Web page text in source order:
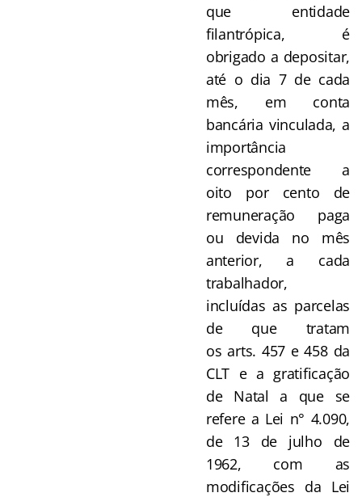
que entidade
filantrópica, é
obrigado a depositar,
até o dia 7 de cada
mês, em conta
bancária vinculada, a
importância
correspondente a
oito por cento de
remuneração paga
ou devida no mês
anterior, a cada
trabalhador,
incluídas as parcelas
de que tratam
os arts. 457 e 458 da
CLT e a gratificação
de Natal a que se
refere a Lei n° 4.090,
de 13 de julho de
1962, com as
modificações da Lei